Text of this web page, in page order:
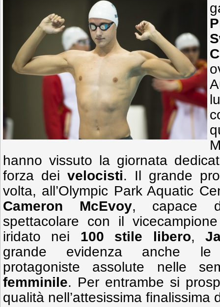
hanno vissuto la giornata
forza dei velocisti. Il grande
volta, all’Olympic Park Aquatic
Cameron McEvoy, capace
spettacolare con il
iridato nei 100 stile libero,
grande evidenza anche
protagoniste assolute nelle
femminile. Per entrambe si
qualità nell’attesissima finalissima